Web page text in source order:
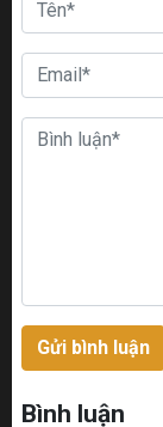
Gửi bình luận
Bình luận